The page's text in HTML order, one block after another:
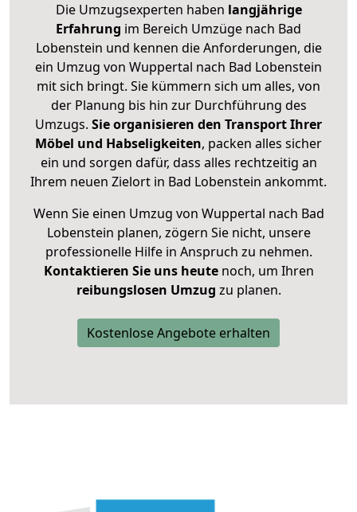
Die Umzugsexperten haben langjährige
Erfahrung im Bereich Umzüge nach Bad
Lobenstein und kennen die Anforderungen, die
ein Umzug von Wuppertal nach Bad Lobenstein
mit sich bringt. Sie kümmern sich um alles, von
der Planung bis hin zur Durchführung des
Umzugs. Sie organisieren den Transport Ihrer
Möbel und Habseligkeiten, packen alles sicher
ein und sorgen dafür, dass alles rechtzeitig an
Ihrem neuen Zielort in Bad Lobenstein ankommt.
Wenn Sie einen Umzug von Wuppertal nach Bad
Lobenstein planen, zögern Sie nicht, unsere
professionelle Hilfe in Anspruch zu nehmen.
Kontaktieren Sie uns heutenoch, um Ihren
reibungslosen Umzug zu planen.
Kostenlose Angebote erhalten